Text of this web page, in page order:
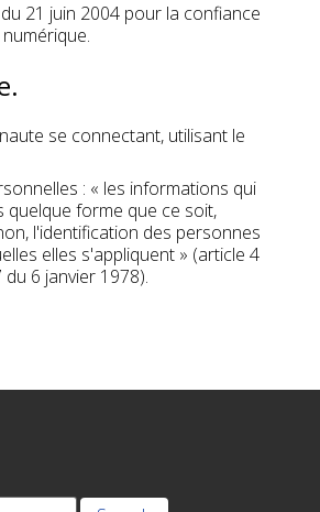
21 juin 2004 pour la confiance
se connectant, utilisant le
: « les informations qui
quelque forme que ce soit,
l'identification des personnes
elles s'appliquent » (article 4
6 janvier 1978).